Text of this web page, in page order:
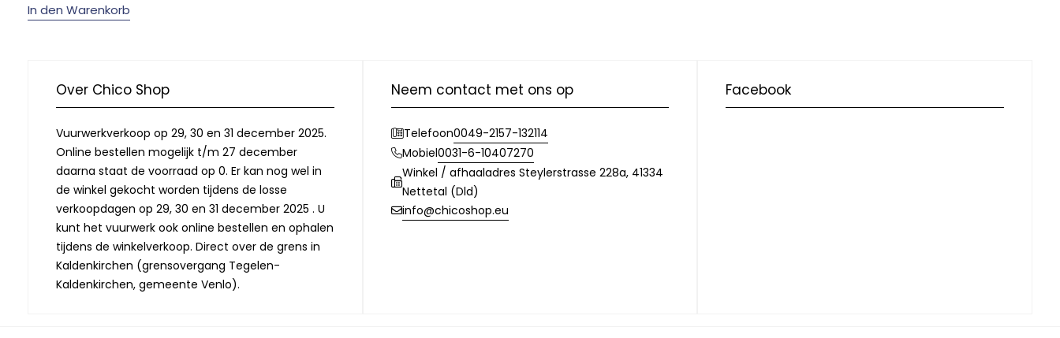
In den Warenkorb
Over Chico Shop
Vuurwerkverkoop op 29, 30 en 31 december 2025.
Online bestellen mogelijk t/m 27 december
daarna staat de voorraad op 0. Er kan nog wel in
de winkel gekocht worden tijdens de losse
verkoopdagen op 29, 30 en 31 december 2025 . U
kunt het vuurwerk ook online bestellen en ophalen
tijdens de winkelverkoop. Direct over de grens in
Kaldenkirchen (grensovergang Tegelen-
Kaldenkirchen, gemeente Venlo).
Neem contact met ons op
Telefoon0049-2157-132114
Mobiel0031-6-10407270
Winkel / afhaaladres Steylerstrasse 228a, 41334
Nettetal (Dld)
info@chicoshop.eu
Facebook